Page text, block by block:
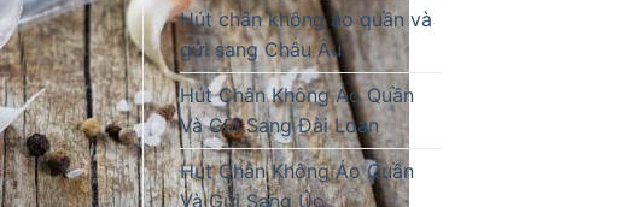
Hút chân không áo quần và
gửi sang Châu Âu
Hút Chân Không Áo Quần
Và Gửi Sang Đài Loan
Hút Chân Không Áo Quần
Và Gửi Sang Úc